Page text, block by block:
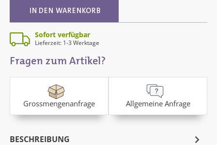
IN DEN WARENKORB
Sofort verfügbar
Lieferzeit: 1-3 Werktage
Fragen zum Artikel?
Grossmengenanfrage Allgemeine Anfrage
BESCHREIBUNG